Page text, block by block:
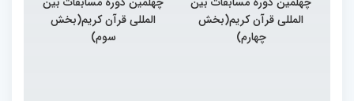
المللی قرآن کریم(بخش
چهارم)
المللی قرآن کریم(بخش
سوم)